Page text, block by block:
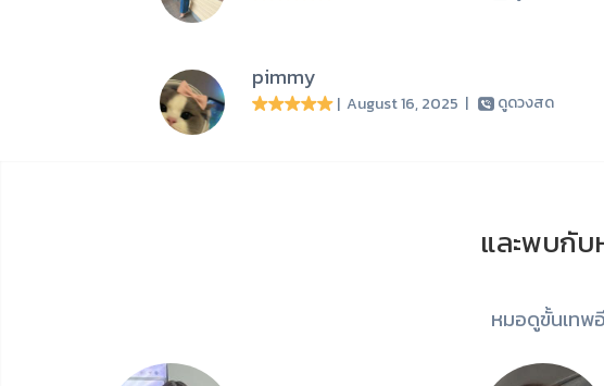
pimmy
| August 16, 2025 | ดูดวงสด
และพบกั
หมอดูขั้นเทพ